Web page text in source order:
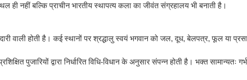
ही नहीं बल्कि प्राचीन भारतीय स्थापत्य कला का जीवंत संग्रहालय भी बनाती है।
वाली होती है। कई स्थानों पर श्रद्धालु स्वयं भगवान को जल, दूध, बेलपत्र, फूल या
पुजारियों द्वारा निर्धारित विधि-विधान के अनुसार संपन्न होती है। भक्त